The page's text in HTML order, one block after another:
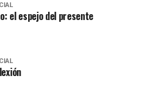
el espejo del presente